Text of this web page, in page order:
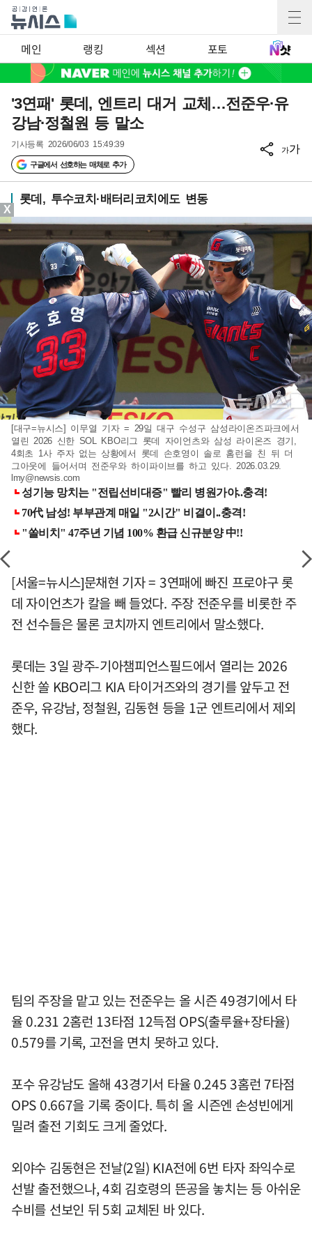
메인 랭킹 섹션 포토
'3연패' 롯데, 엔트리 대거 교체…전준우·유
강남·정철원 등 말소
기사등록 2026/06/03 15:49:39
구글에서 선호하는 매체로 추가
가가
롯데, 투수코치·배터리코치에도 변동
[대구=뉴시스] 이무열 기자 = 29일 대구 수성구 삼성라이온즈파크에서
열린 2026 신한 SOL KBO리그 롯데 자이언츠와 삼성 라이온즈 경기,
4회초 1사 주자 없는 상황에서 롯데 손호영이 솔로 홈런을 친 뒤 더
그아웃에 들어서며 전준우와 하이파이브를 하고 있다. 2026.03.29.
lmy@newsis.com
[서울=뉴시스]문채현 기자 = 3연패에 빠진 프로야구 롯
데 자이언츠가 칼을 빼 들었다. 주장 전준우를 비롯한 주
전 선수들은 물론 코치까지 엔트리에서 말소했다.
롯데는 3일 광주-기아챔피언스필드에서 열리는 2026
신한 쏠 KBO리그 KIA 타이거즈와의 경기를 앞두고 전
준우, 유강남, 정철원, 김동현 등을 1군 엔트리에서 제외
했다.
팀의 주장을 맡고 있는 전준우는 올 시즌 49경기에서 타
율 0.231 2홈런 13타점 12득점 OPS(출루율+장타율)
0.579를 기록, 고전을 면치 못하고 있다.
포수 유강남도 올해 43경기서 타율 0.245 3홈런 7타점
OPS 0.667을 기록 중이다. 특히 올 시즌엔 손성빈에게
밀려 출전 기회도 크게 줄었다.
외야수 김동현은 전날(2일) KIA전에 6번 타자 좌익수로
선발 출전했으나, 4회 김호령의 뜬공을 놓치는 등 아쉬운
수비를 선보인 뒤 5회 교체된 바 있다.
X